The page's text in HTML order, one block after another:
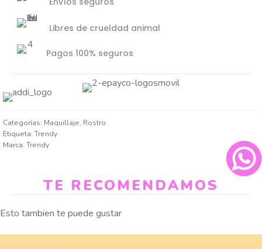
Libres de crueldad animal
Pagos 100% seguros
Categorías: Maquillaje, Rostro
Etiqueta: Trendy
Marca: Trendy
TE RECOMENDAMOS
Esto tambien te puede gustar